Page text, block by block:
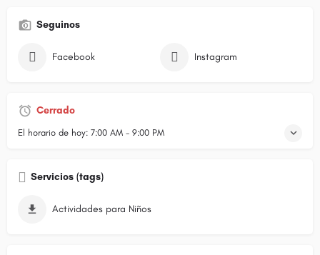
Seguinos
Facebook Instagram
Cerrado
El horario de hoy: 7:00 AM - 9:00 PM
Servicios (tags)
Actividades para Niños